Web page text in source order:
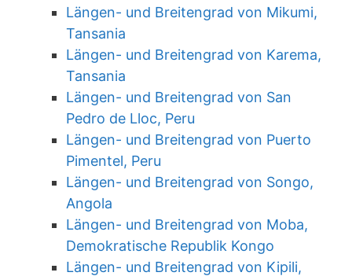
Längen- und Breitengrad von Mikumi,
Tansania
Längen- und Breitengrad von Karema,
Tansania
Längen- und Breitengrad von San
Pedro de Lloc, Peru
Längen- und Breitengrad von Puerto
Pimentel, Peru
Längen- und Breitengrad von Songo,
Angola
Längen- und Breitengrad von Moba,
Demokratische Republik Kongo
Längen- und Breitengrad von Kipili,